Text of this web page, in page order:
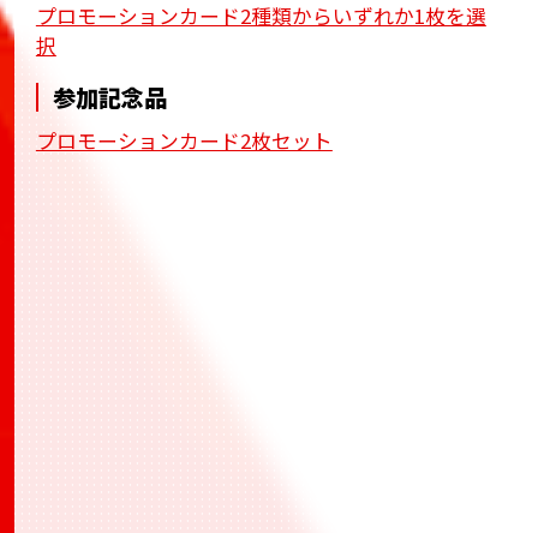
プロモーションカード2種類からいずれか1枚を選
択
参加記念品
プロモーションカード2枚セット